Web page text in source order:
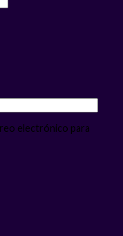
electrónico para